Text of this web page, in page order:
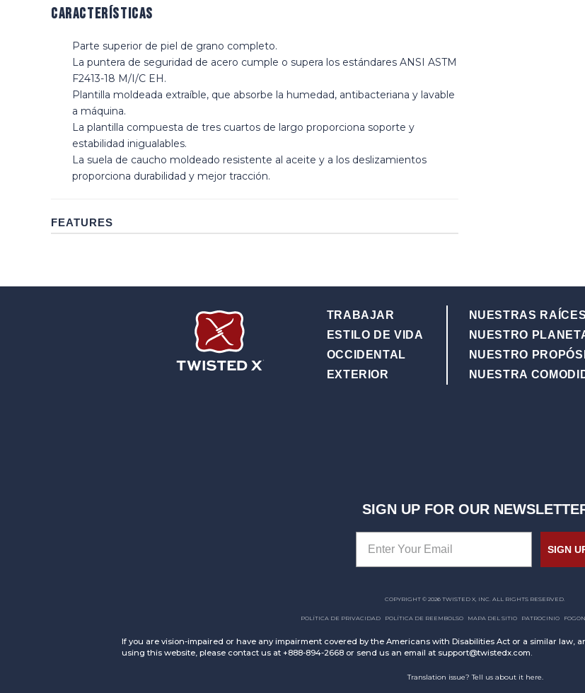
Características
Parte superior de piel de grano completo.
La puntera de seguridad de acero cumple o supera los estándares ANSI ASTM
F2413-18 M/I/C EH.
Plantilla moldeada extraíble, que absorbe la humedad, antibacteriana y lavable
a máquina.
La plantilla compuesta de tres cuartos de largo proporciona soporte y
estabilidad inigualables.
La suela de caucho moldeado resistente al aceite y a los deslizamientos
proporciona durabilidad y mejor tracción.
FEATURES
TRABAJAR
ESTILO DE VIDA
OCCIDENTAL
EXTERIOR
NUESTRAS RAÍCES
NUESTRO
NUESTRO
NUESTRA
SIGN UP FOR OUR
SIGN
COPYRIGHT © 2026 TWISTED X, INC. ALL RIGHTS RESERVED.
POLÍTICA DE PRIVACIDAD POLÍTICA DE REEMBOLSO MAPA DEL SITIO PATROCINIO
If you are vision-impaired or have any impairment covered by the Americans with Disabilities Act or a similar law,
using this website, please contact us at +888-894-2668 or send us an email at support@twistedx.com.
Translation issue? Tell us about it here.